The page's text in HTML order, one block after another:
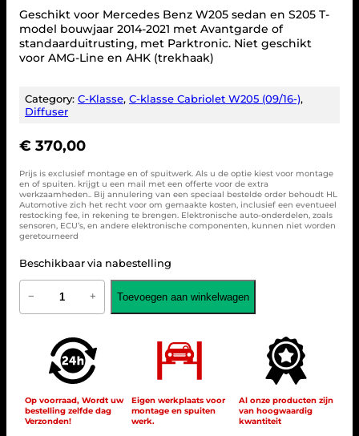
Geschikt voor Mercedes Benz W205 sedan en S205 T-
model bouwjaar 2014-2021 met Avantgarde of
standaarduitrusting, met Parktronic. Niet geschikt
voor AMG-Line en AHK (trekhaak)
Category:C-Klasse, C-klasse Cabriolet W205 (09/16-)
Diffuser
€ 370,00
Prijs is exclusief montage en of spuitwerk. Als u de optie kiest voor montage
en of spuiten. krijgt u een mail met een offerte voor de extra
werkzaamheden.. Bij annulering van een speciaal bestelde order behoudt HL
Automotive zich het recht voor om gemaakte kosten, inclusief een eventueel
restocking fee, in rekening te brengen. Elektronische auto-onderdelen, zoals
sensoren, ECU’s, en andere elektronische componenten, kunnen niet worden
geretourneerd
Beschikbaar via nabestelling
M
r
W
− + Toevoegen aan winkelwagen
Op voorraad, Wordt uw
bestelling zelfde dag
Verzonden!
Eigen werkplaats voor
montage en spuiten
werk.
Al onze producten zijn
van hoogwaardig
kwantiteit